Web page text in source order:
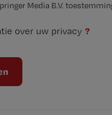
Media B.V.
over uw privacy ?